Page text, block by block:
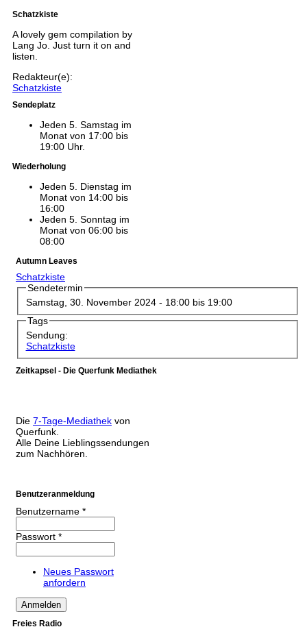
Schatzkiste
A lovely gem compilation by
Lang Jo. Just turn it on and
listen.
Redakteur(e):
Schatzkiste
Sendeplatz
Jeden 5. Samstag im
Monat von 17:00 bis
19:00 Uhr.
Wiederholung
Jeden 5. Dienstag im
Monat von 14:00 bis
16:00
Jeden 5. Sonntag im
Monat von 06:00 bis
08:00
Autumn Leaves
Schatzkiste
Sendetermin
Samstag, 30. November 2024 - 18:00bis 19:00
Tags
Sendung:
Schatzkiste
Zeitkapsel - Die Querfunk Mediathek
Die 7-Tage-Mediathek von
Querfunk.
Alle Deine Lieblingssendungen
zum Nachhören.
Benutzeranmeldung
Benutzername *
Passwort *
Neues Passwort
anfordern
Freies Radio